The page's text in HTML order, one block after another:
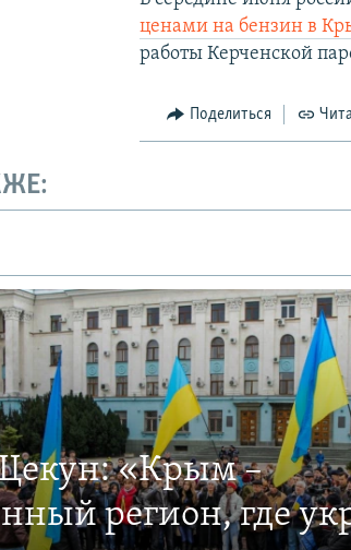
ценами на бензин в
работы Керченской
Поделиться
«Крым –
регион, где